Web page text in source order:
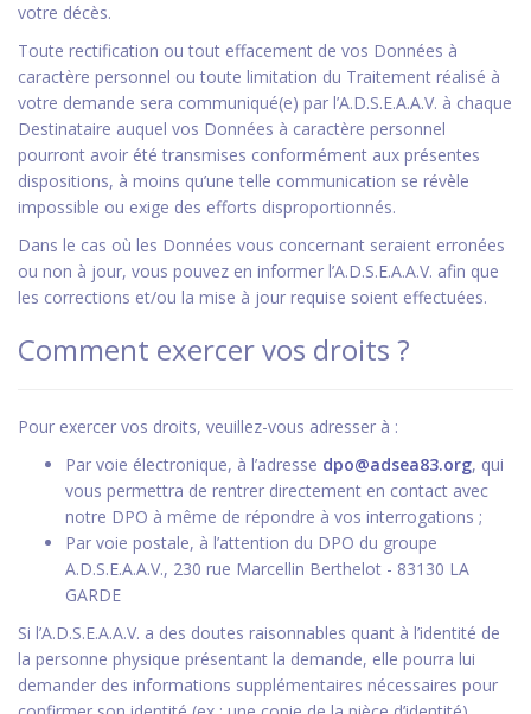
votre décès.
Toute rectification ou tout effacement de vos Données à
caractère personnel ou toute limitation du Traitement réalisé à
votre demande sera communiqué(e) par l’A.D.S.E.A.A.V. à chaque
Destinataire auquel vos Données à caractère personnel
pourront avoir été transmises conformément aux présentes
dispositions, à moins qu’une telle communication se révèle
impossible ou exige des efforts disproportionnés.
Dans le cas où les Données vous concernant seraient erronées
ou non à jour, vous pouvez en informer l’A.D.S.E.A.A.V. afin que
les corrections et/ou la mise à jour requise soient effectuées.
Comment exercer vos droits ?
Pour exercer vos droits, veuillez-vous adresser à :
Par voie électronique, à l’adresse dpo@adsea83.org, qui
vous permettra de rentrer directement en contact avec
notre DPO à même de répondre à vos interrogations ;
Par voie postale, à l’attention du DPO du groupe
A.D.S.E.A.A.V., 230 rue Marcellin Berthelot - 83130 LA
GARDE
Si l’A.D.S.E.A.A.V. a des doutes raisonnables quant à l’identité de
la personne physique présentant la demande, elle pourra lui
demander des informations supplémentaires nécessaires pour